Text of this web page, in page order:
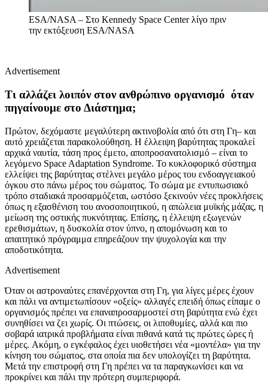
ESA/NASA – Στο Kennedy Space Center λίγο πριν
την εκτόξευση ESA/NASA
Advertisement
Τι αλλάζει λοιπόν στον ανθρώπινο οργανισμό όταν
πηγαίνουμε στο Διάστημα;
Πρώτον, δεχόμαστε μεγαλύτερη ακτινοβολία από ότι στη Γη– και
αυτό χρειάζεται παρακολούθηση. Η έλλειψη βαρύτητας προκαλεί
αρχικά ναυτία, τάση προς έμετο, αποπροσανατολισμό – είναι το
λεγόμενο Space Adaptation Syndrome. Το κυκλοφορικό σύστημα
ελλείψει της βαρύτητας στέλνει μεγάλο μέρος του ενδοαγγειακού
όγκου στο πάνω μέρος του σώματος. Το σώμα με εντυπωσιακό
τρόπο σταδιακά προσαρμόζεται, ωστόσο ξεκινούν νέες προκλήσεις
όπως η εξασθένιση του ανοσοποιητικού, η απώλεια μυϊκής μάζας, η
μείωση της οστικής πυκνότητας. Επίσης, η έλλειψη εξωγενών
ερεθισμάτων, η δυσκολία στον ύπνο, η απομόνωση και το
απαιτητικό πρόγραμμα επηρεάζουν την ψυχολογία και την
αποδοτικότητα.
Advertisement
Όταν οι αστροναύτες επανέρχονται στη Γη, για λίγες μέρες έχουν
και πάλι να αντιμετωπίσουν «οξείς» αλλαγές επειδή όπως είπαμε ο
οργανισμός πρέπει να επαναπροσαρμοστεί στη βαρύτητα ενώ έχει
συνηθίσει να ζει χωρίς. Οι πτώσεις, οι λιποθυμίες, αλλά και πιο
σοβαρά ιατρικά προβλήματα είναι πιθανά κατά τις πρώτες ώρες ή
μέρες. Ακόμη, ο εγκέφαλος έχει υιοθετήσει νέα «μοντέλα» για την
κίνηση του σώματος, στα οποία πια δεν υπολογίζει τη βαρύτητα.
Μετά την επιστροφή στη Γη πρέπει να τα παραγκωνίσει και να
προκρίνει και πάλι την πρότερη συμπεριφορά.